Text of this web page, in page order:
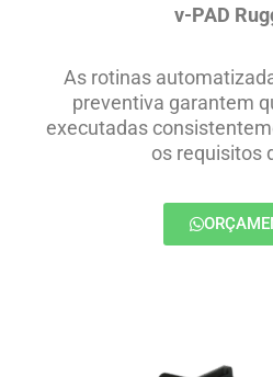
v-PAD
As rotinas
preventiva garantem
executadas
os requisitos